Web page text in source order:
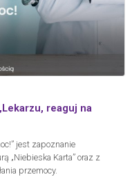
reaguj na
jest zapoznanie
„Niebieska Karta” oraz z
przemocy.